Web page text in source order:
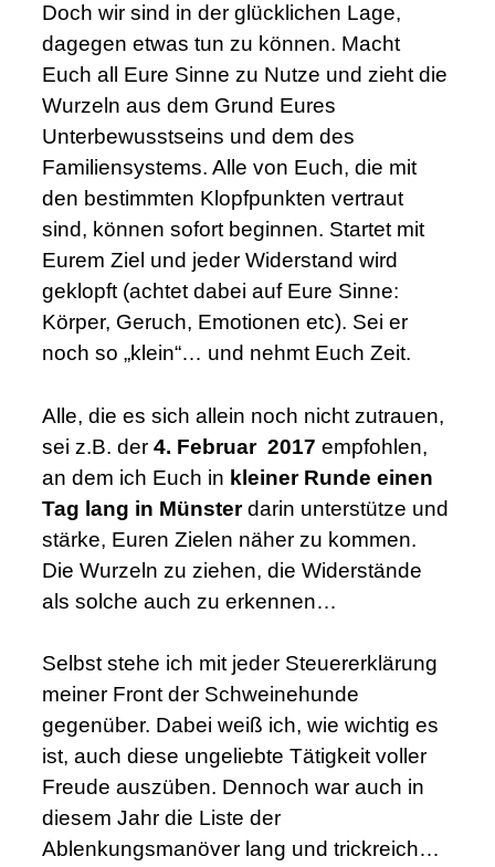
Doch wir sind in der glücklichen Lage,
dagegen etwas tun zu können. Macht
Euch all Eure Sinne zu Nutze und zieht die
Wurzeln aus dem Grund Eures
Unterbewusstseins und dem des
Familiensystems. Alle von Euch, die mit
den bestimmten Klopfpunkten vertraut
sind, können sofort beginnen. Startet mit
Eurem Ziel und jeder Widerstand wird
geklopft (achtet dabei auf Eure Sinne:
Körper, Geruch, Emotionen etc). Sei er
noch so „klein“… und nehmt Euch Zeit.
Alle, die es sich allein noch nicht zutrauen,
sei z.B. der 4. Februar 2017 empfohlen,
an dem ich Euch in kleiner Runde einen
Tag lang in Münsterdarin unterstütze und
stärke, Euren Zielen näher zu kommen.
Die Wurzeln zu ziehen, die Widerstände
als solche auch zu erkennen…
Selbst stehe ich mit jeder Steuererklärung
meiner Front der Schweinehunde
gegenüber. Dabei weiß ich, wie wichtig es
ist, auch diese ungeliebte Tätigkeit voller
Freude auszüben. Dennoch war auch in
diesem Jahr die Liste der
Ablenkungsmanöver lang und trickreich…